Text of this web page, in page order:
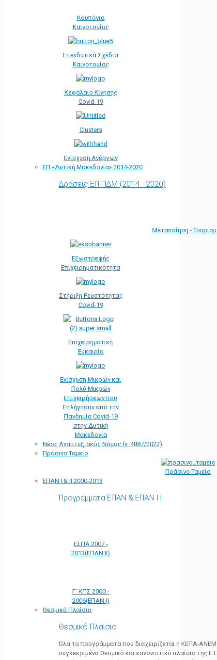
Κουπόνια
Καινοτομίας
Επενδυτικά Σχέδια
Καινοτομίας
Κεφάλαιο Κίνησης
Covid-19
Clusters
Ενίσχυση Ανέργων
ΕΠ «Δυτική Μακεδονία» 2014-2020
Δράσεις ΕΠ ΠΔΜ (2014 - 2020)
Μεταποίηση -
Εξωστρεφής
Επιχειρηματικότητα
Στήριξη Ρευστότητας
Covid-19
Επιχειρηματική
Ευκαιρία
Ενίσχυση Μικρών και
Πολύ Μικρών
Επιχειρήσεων που
Επλήγησαν από την
Πανδημία Covid-19
στην Δυτική
Μακεδονία
Νέος Αναπτυξιακός Νόμος (ν. 4887/2022)
Πράσινο Ταμείο
Πράσινο Ταμείο
ΕΠΑΝ Ι & ΙΙ 2000-2013
Προγράμματα ΕΠΑΝ & ΕΠΑΝ ΙΙ
ΕΣΠΑ 2007 -
2013(ΕΠΑΝ ΙΙ)
Γ' ΚΠΣ 2000 -
2006(ΕΠΑΝ Ι)
Θεσμικό Πλαίσιο
Θεσμικό Πλαίσιο
Όλα τα προγράμματα που διαχειρίζεται η ΚΕΠΑ-
συγκεκριμένο θεσμικό και κανονιστικό πλαίσιο της